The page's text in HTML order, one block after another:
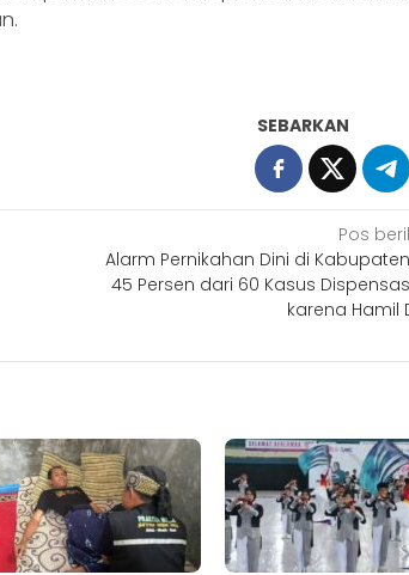
SEBARKAN
Pos
Alarm Pernikahan Dini di
45 Persen dari 60 Kasus
karena Hamil